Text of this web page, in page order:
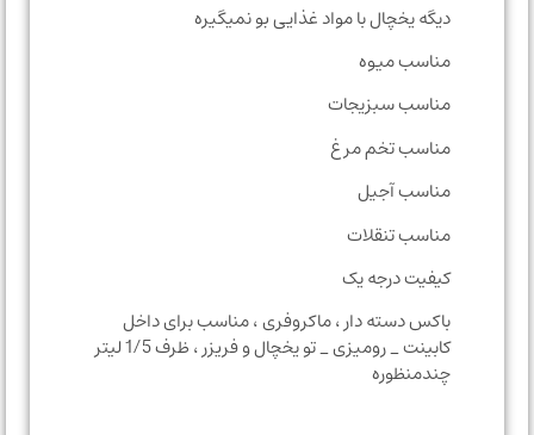
دیگه یخچال با مواد غذایی بو نمیگیره
مناسب میوه
مناسب سبزیجات
مناسب تخم مرغ
مناسب آجیل
مناسب تنقلات
کیفیت درجه یک
باکس دسته دار ، ماکروفری ، مناسب برای داخل
کابینت _ رومیزی _ تو یخچال و فریزر ، ظرف 1/5 لیتر
چندمنظوره